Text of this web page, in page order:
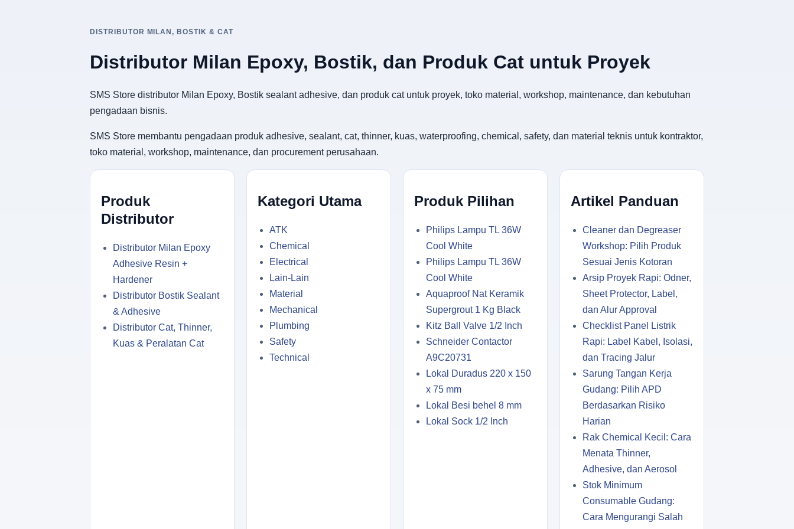
DISTRIBUTOR MILAN, BOSTIK & CAT
Distributor Milan Epoxy, Bostik, dan Produk Cat untuk Proyek
SMS Store distributor Milan Epoxy, Bostik sealant adhesive, dan produk cat untuk proyek, toko material, workshop, maintenance, dan kebutuhan
pengadaan bisnis.
SMS Store membantu pengadaan produk adhesive, sealant, cat, thinner, kuas, waterproofing, chemical, safety, dan material teknis untuk kontraktor,
toko material, workshop, maintenance, dan procurement perusahaan.
Produk
Distributor
Distributor Milan Epoxy
Adhesive Resin +
Hardener
Distributor Bostik Sealant
& Adhesive
Distributor Cat, Thinner,
Kuas & Peralatan Cat
Kategori Utama
ATK
Chemical
Electrical
Lain-Lain
Material
Mechanical
Plumbing
Safety
Technical
Produk Pilihan
Philips Lampu TL 36W
Cool White
Philips Lampu TL 36W
Cool White
Aquaproof Nat Keramik
Supergrout 1 Kg Black
Kitz Ball Valve 1/2 Inch
Schneider Contactor
A9C20731
Lokal Duradus 220 x 150
x 75 mm
Lokal Besi behel 8 mm
Lokal Sock 1/2 Inch
Artikel Panduan
Cleaner dan Degreaser
Workshop: Pilih Produk
Sesuai Jenis Kotoran
Arsip Proyek Rapi: Odner,
Sheet Protector, Label,
dan Alur Approval
Checklist Panel Listrik
Rapi: Label Kabel, Isolasi,
dan Tracing Jalur
Sarung Tangan Kerja
Gudang: Pilih APD
Berdasarkan Risiko
Harian
Rak Chemical Kecil: Cara
Menata Thinner,
Adhesive, dan Aerosol
Stok Minimum
Consumable Gudang:
Cara Mengurangi Salah